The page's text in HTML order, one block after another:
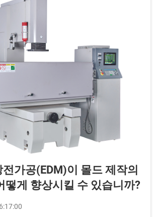
가공(EDM)이 몰드 제작의
떻게 향상시킬 수 있습니까?